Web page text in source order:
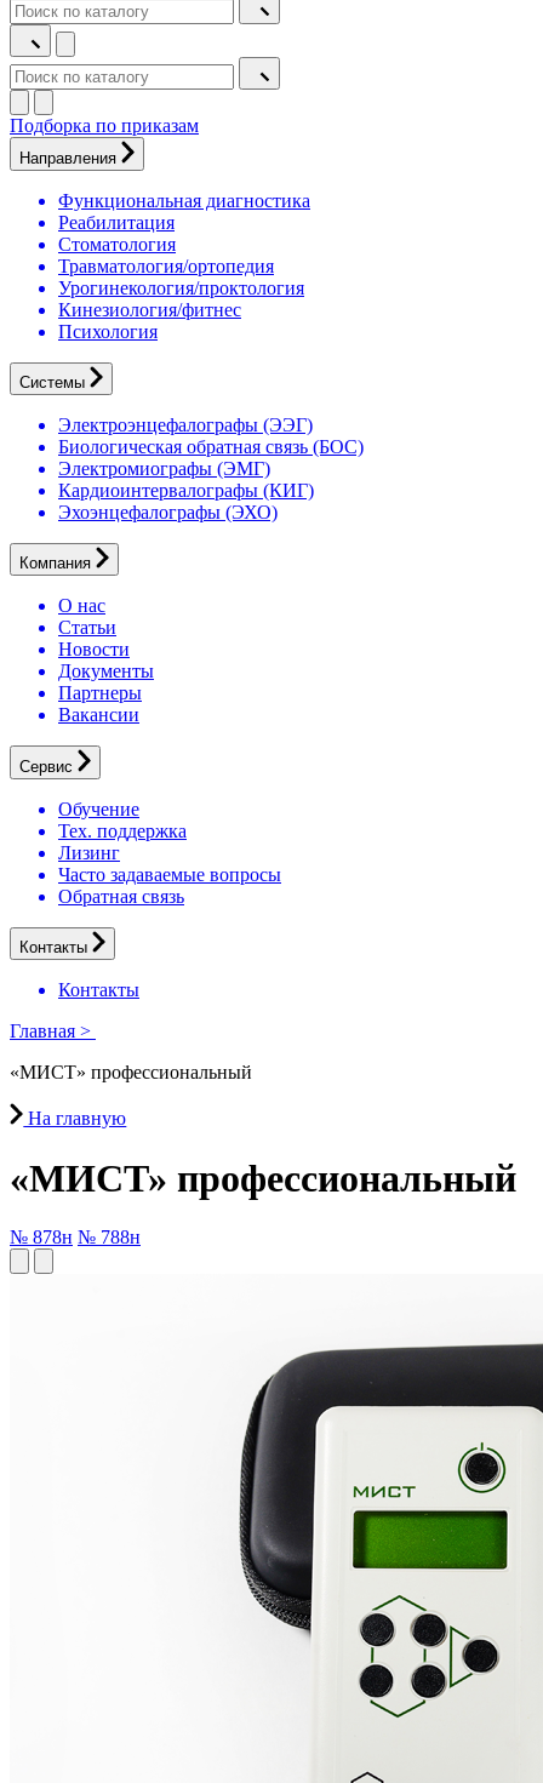
Подборка по приказам
Направления
Функциональная диагностика
Реабилитация
Стоматология
Травматология/ортопедия
Урогинекология/проктология
Кинезиология/фитнес
Психология
Системы
Электроэнцефалографы (ЭЭГ)
Биологическая обратная связь (БОС)
Электромиографы (ЭМГ)
Кардиоинтервалографы (КИГ)
Эхоэнцефалографы (ЭХО)
Компания
О нас
Статьи
Новости
Документы
Партнеры
Вакансии
Сервис
Обучение
Тех. поддержка
Лизинг
Часто задаваемые вопросы
Обратная связь
Контакты
Контакты
Главная >
«МИСТ» профессиональный
На главную
«МИСТ» профессиональный
№ 878н № 788н